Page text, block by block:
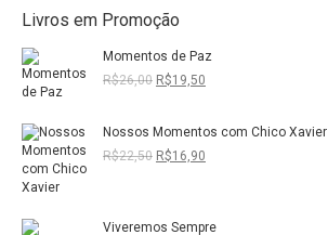
Livros em Promoção
Momentos de Paz
R$26,00 O
era:
R$26,00.
R$19,50
é:
Nossos Momentos com Chico Xavier
R$22,50 O
R$22,50.
R$16,90
R$16,90.
Viveremos Sempre